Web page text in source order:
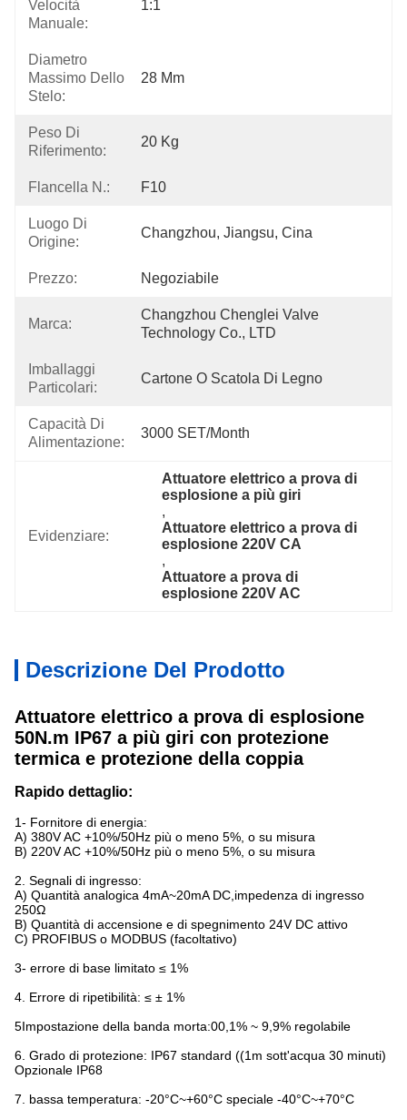
Velocità
Manuale:
1:1
Diametro
Massimo Dello
Stelo:
28 Mm
Peso Di
Riferimento:
20 Kg
Flancella N.: F10
Luogo Di
Origine:
Changzhou, Jiangsu, Cina
Prezzo: Negoziabile
Marca:
Changzhou Chenglei Valve
Technology Co., LTD
Imballaggi
Particolari:
Cartone O Scatola Di Legno
Capacità Di
Alimentazione:
3000 SET/Month
Evidenziare:
Attuatore elettrico a prova di
esplosione a più giri
,
Attuatore elettrico a prova di
esplosione 220V CA
,
Attuatore a prova di
esplosione 220V AC
Descrizione Del Prodotto
Attuatore elettrico a prova di esplosione
50N.m IP67 a più giri con protezione
termica e protezione della coppia
Rapido dettaglio:
1- Fornitore di energia:
A) 380V AC +10%/50Hz più o meno 5%, o su misura
B) 220V AC +10%/50Hz più o meno 5%, o su misura
2. Segnali di ingresso:
A) Quantità analogica 4mA~20mA DC,impedenza di ingresso
250Ω
B) Quantità di accensione e di spegnimento 24V DC attivo
C) PROFIBUS o MODBUS (facoltativo)
3- errore di base limitato ≤ 1%
4. Errore di ripetibilità: ≤ ± 1%
5Impostazione della banda morta:00,1% ~ 9,9% regolabile
6. Grado di protezione: IP67 standard ((1m sott'acqua 30 minuti)
Opzionale IP68
7. bassa temperatura: -20°C~+60°C speciale -40°C~+70°C